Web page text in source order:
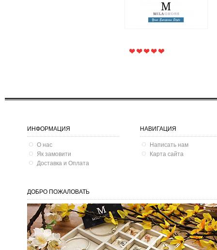
1 895 грн. 900 грн.
ИНФОРМАЦИЯ
О нас
Як замовити
Доставка и Оплата
НАВИГАЦИЯ
Написать нам
Карта сайта
ДОБРО ПОЖАЛОВАТЬ